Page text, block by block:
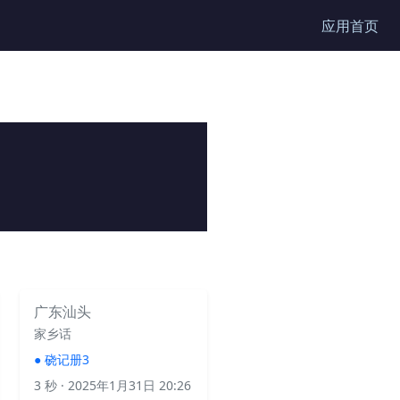
应用首页
广东汕头
家乡话
● 硗记册3
3 秒 · 2025年1月31日 20:26